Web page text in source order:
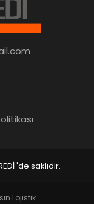
'de saklıdır.
Lojistik